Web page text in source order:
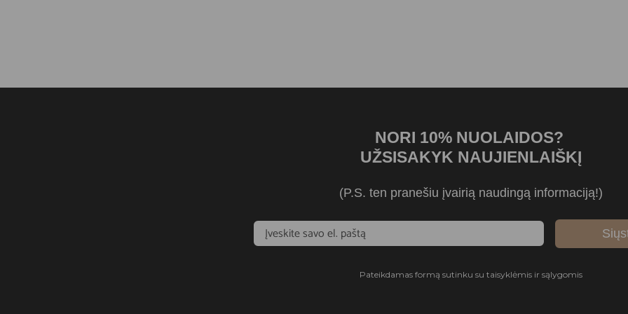
NORI 10% NUOLAIDOS?
UŽSISAKYK NAUJIENLAIŠKĮ
(P.S. ten pranešiu įvairią naudingą informaciją!)
Pateikdamas formą sutinku su taisyklėmis ir sąlygomis